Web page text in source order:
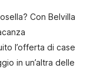
Con Belvilla
l’offerta di case
in un’altra delle